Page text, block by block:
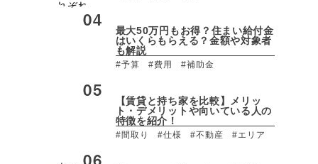
最大50万円もお得？住まい給付金
はいくらもらえる？金額や対象者
も解説
#予算 #費用 #補助金
【賃貸と持ち家を比較】メリッ
ト・デメリットや向いている人の
特徴を紹介！
#間取り #仕様 #不動産 #エリア